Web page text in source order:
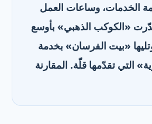
الخدمات، وساعات العمل
«الكوكب الذهبي» بأوسع
وتليها «بيت الفرسان» بخدمة
التي تقدّمها قلّة. المقارنة